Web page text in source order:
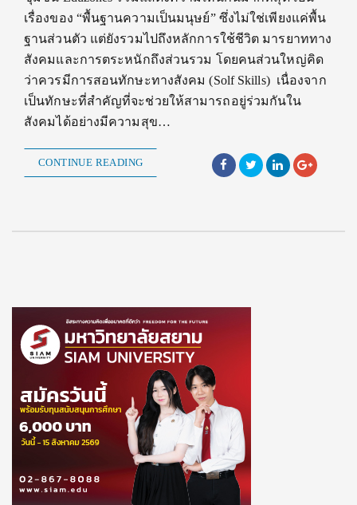
เรื่องของ “พื้นฐานความเป็นมนุษย์” ซึ่งไม่ใช่เพียงแค่พื้น
ฐานส่วนตัว แต่ยังรวมไปถึงหลักการใช้ชีวิต มารยาททาง
สังคมและการตระหนักถึงส่วนรวม โดยคนส่วนใหญ่คิด
ว่าควรมีการสอนทักษะทางสังคม (Solf Skills) เนื่องจาก
เป็นทักษะที่สำคัญที่จะช่วยให้สามารถอยู่ร่วมกันใน
สังคมได้อย่างมีความสุข…
CONTINUE READING